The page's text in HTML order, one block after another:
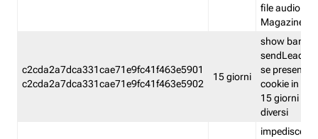
file audio del
Magazine
c2cda2a7dca331cae71e9fc41f463e5901
c2cda2a7dca331cae71e9fc41f463e5902
15 giorni
show banner
sendLead
se presenti
cookie in un
15 giorni e
diversi
impedisce